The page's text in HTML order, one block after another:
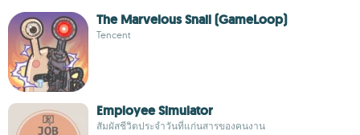
The Marvelous Snail (GameLoop)
Tencent
Employee Simulator
สัมผัสชีวิตประจำวันที่แก่นสารของคนงาน